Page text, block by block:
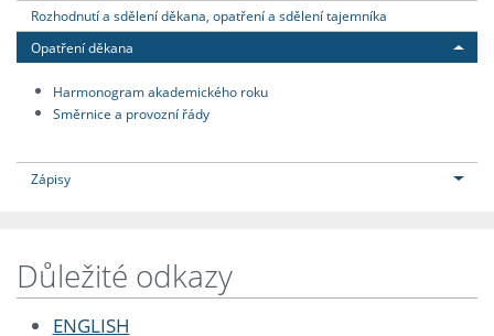
Rozhodnutí a sdělení děkana, opatření a sdělení tajemníka
Opatření děkana
Harmonogram akademického roku
Směrnice a provozní řády
Zápisy
Důležité odkazy
ENGLISH